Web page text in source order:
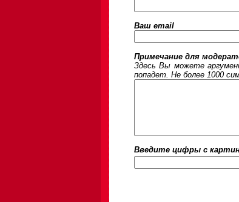
Ваш email
Примечание для
Здесь Вы можете
попадет. Не более 1000
Введите цифры c